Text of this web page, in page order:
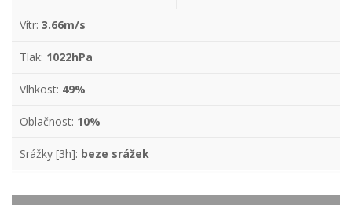
Vítr: 3.66m/s
Tlak: 1022hPa
Vlhkost: 49%
Oblačnost: 10%
Srážky [3h]: beze srážek